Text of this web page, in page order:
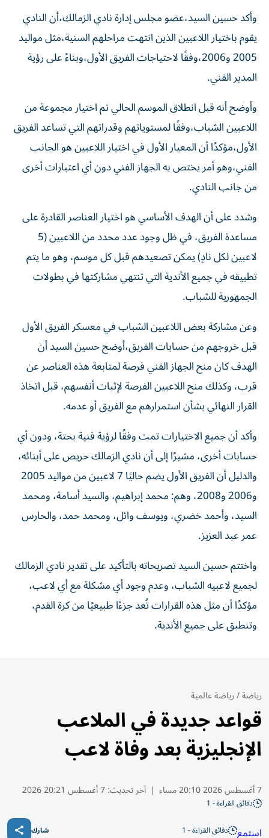
وأكد حسين السيد،عضو مجلس إدارة نادي الزمالك،أن النادي
يقوم باختيار اللاعبين الذين انتهت مراحلهم السنية،مثل مواليد
2005 و2006،وفقًا لاحتياجات الفريق الأول،وبناءً على رؤية
المدير الفني.
وأوضح أنه قبل انطلاق الموسم الحالي تم اختيار مجموعة من
اللاعبين الشباب،وفقًا لمستوياتهم وقدراتهم التي تساعد الفريق
الأول،مؤكدًا أن المعيار الأول في اختيار اللاعبين هو الجانب
الفني،وهو أمر يختص به الجهاز الفني دون أي اعتبارات أخرى
من جانب النادي.
وشدد على أن الهدف الأساسي هو اختيار العناصر القادرة على
مساعدة الفريق، في ظل وجود عدد محدد من اللاعبين (5
لاعبين لكل نادٍ) يمكن تصعيدهم قبل كل موسم، وهو ما يتم
تطبيقه في جميع الأندية التي تنتهي مشاركتها في بطولات
الجمهورية للشباب.
وعن مشاركة بعض اللاعبين الشباب في معسكر الفريق الأول
قبل خروجهم من حسابات الفريق،أوضح حسين السيد أن
الهدف كان منح الجهاز الفني فرصة لمتابعة هذه العناصر عن
قرب، وكذلك منح اللاعبين الفرصة لإثبات أنفسهم، قبل اتخاذ
القرار النهائي بشأن استمرارهم مع الفريق أو عدمه.
وأكد أن جميع الاختيارات تمت وفقًا لرؤية فنية بحتة، ودون أي
حسابات أخرى، مشيرًا إلى أن نادي الزمالك حريص على أبنائه،
والدليل أن الفريق الأول يضم حاليًا 7 لاعبين من مواليد 2005
و2006 و2008، وهم: محمد إبراهيم، والسيد أسامة، ومحمد
السيد، وأحمد خضري، ويوسف وائل، ومحمد حمد، والحارس
عمر عبد العزيز.
واختتم حسين السيد تصريحاته بالتأكيد على تقدير نادي الزمالك
لجميع لاعبيه الشباب، وعدم وجود أي مشكلة مع أي لاعب،
مؤكدًا أن مثل هذه القرارات تُعد جزءًا طبيعيًا من كرة القدم،
وتنطبق على جميع الأندية.
رياضة/رياضة عالمية
قواعد جديدة في الملاعب
الإنجليزية بعد وفاة لاعب
7 أغسطس 2026 20:10 مساء | آخر تحديث:7 أغسطس 20:21 2026
دقائق القراءة - 1
استمع دقائق القراءة - 1 شارك